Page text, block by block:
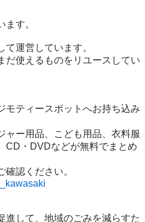
す。
て運営しています。
だ使えるものをリユースしてい
モティースポットへお持ち込み
ャー用品、こども用品、衣料服
CD・DVDなどが無料でまとめ
進して、地域のごみを減らすた